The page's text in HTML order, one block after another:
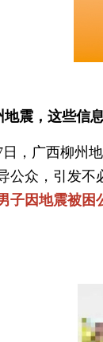
地震，这些信
日，广西柳州
公众，引发
子因地震被